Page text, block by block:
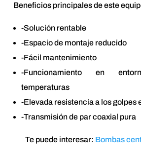
Beneficios principales de este
-Solución rentable
-Espacio de montaje reducido
-Fácil mantenimiento
-Funcionamiento en
temperaturas
-Elevada resistencia a los golpes
-Transmisión de par coaxial pura
Te puede interesar: Bombas